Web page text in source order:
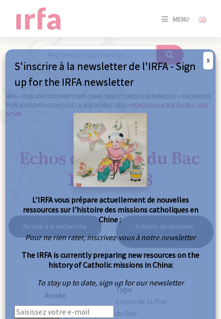
MENU
SE
/
IRFA > PUBLICATIONS MEP (1840-1964) : BIBLIOTHÈQUE NUMÉRIQUE > ANCIENNES
PUBLICATIONS > ECHOS DE LA RUE DU BAC 1935 > ECHOS DE LA RUE DU BAC 1935
N°308
Echos de la Rue du Bac
1935 n°308
Retour à la recherche
Extraits de la même
année
Année
1935
Type
Echos de la Rue
du Bac
S'inscrire à la newsletter de l'IRFA - Sign
up for the IRFA newsletter
L’IRFA vous prépare actuellement de nouvelles
ressources sur l’histoire des missions catholiques en
Chine :
Pour ne rien rater, inscrivez-vous à notre newsletter
The IRFA is currently preparing new resources on the
history of Catholic missions in China:
To stay up to date, sign up for our newsletter
X